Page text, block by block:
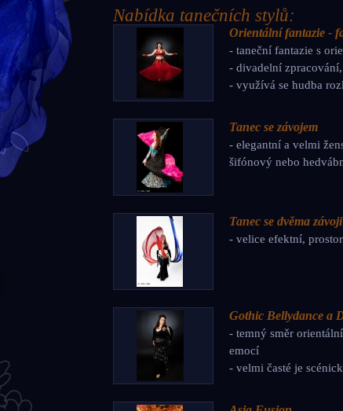
Nabídka tanečních stylů:
Orientální fantazie -
- taneční fantazie s
- divadelní
- využívá se hudba
Tanec se závojem
- elegantní a velmi
šifónový nebo
Tanec se dvěma závoji
- velice efektní,
Gothic Bellydance a
- temný směr
emocí
- velmi časté je